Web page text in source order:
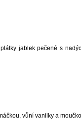
jablek pečené s
vůní vanilky a